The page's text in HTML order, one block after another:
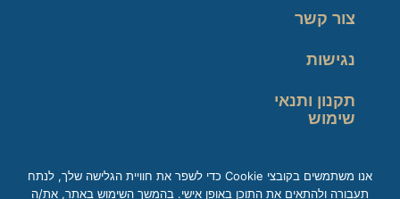
צור קשר
נגישות
תקנון ותנאי
שימוש
אנו משתמשים בקובצי Cookie כדי לשפר את חוויית הגלישה שלך, לנתח
תעבורה ולהתאים את התוכן באופן אישי. בהמשך השימוש באתר, את/ה